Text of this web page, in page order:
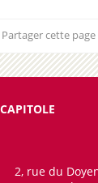
Partager cette page
2, rue du